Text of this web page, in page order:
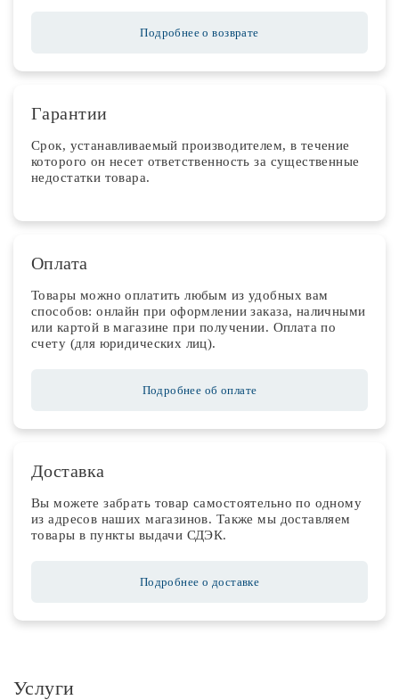
Подробнее о возврате
Гарантии
Срок, устанавливаемый производителем, в течение
которого он несет ответственность за существенные
недостатки товара.
Оплата
Товары можно оплатить любым из удобных вам
способов: онлайн при оформлении заказа, наличными
или картой в магазине при получении. Оплата по
счету (для юридических лиц).
Подробнее об оплате
Доставка
Вы можете забрать товар самостоятельно по одному
из адресов наших магазинов. Также мы доставляем
товары в пункты выдачи СДЭК.
Подробнее о доставке
Услуги